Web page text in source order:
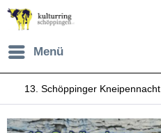
Menü
13. Schöppinger Kneipennacht